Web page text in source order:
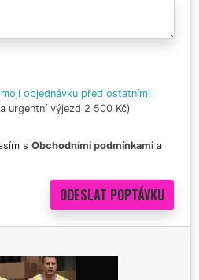
objednávku před ostatními
urgentní výjezd 2 500 Kč)
s Obchodními podmínkami a